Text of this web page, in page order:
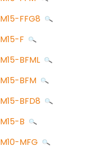
M15-FFG8
M15-F
M15-BFML
M15-BFM
M15-BFD8
M15-B
M10-MFG